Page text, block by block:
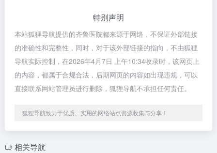
特别声明
本站狐狸导航提供的齐鲁医院都来源于网络，不保证外部链接
的准确性和完整性，同时，对于该外部链接的指向，不由狐狸
导航实际控制，在2026年4月7日 上午10:34收录时，该网页上
的内容，都属于合规合法，后期网页的内容如出现违规，可以
直接联系网站管理员进行删除，狐狸导航不承担任何责任。
狐狸导航致力于优质、实用的网络站点资源收集与分享！
相关导航